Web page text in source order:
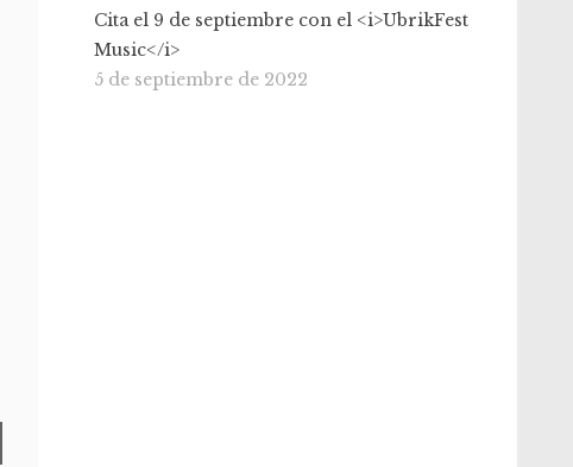
Cita el 9 de septiembre con el <i>UbrikFest
Music</i>
5 de septiembre de 2022